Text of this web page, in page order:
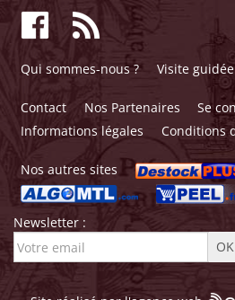
Qui sommes-nous ? Visite guidée
Contact Nos Partenaires Se
Informations légales
Conditions
Nos autres sites
Newsletter :